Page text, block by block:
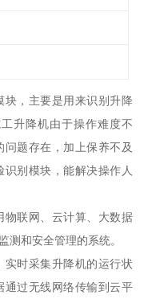
块，主要是用来识别升降
升降机由于操作难度不
题存在，加上保养不及
别模块，能解决操作人
物联网、云计算、大数据
测和安全管理的系统。
实时采集升降机的运行状
通过无线网络传输到云平